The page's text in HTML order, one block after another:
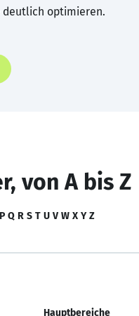
deutlich optimieren.
von A bis Z
P Q R S T U V W X Y Z
Hauptbereiche